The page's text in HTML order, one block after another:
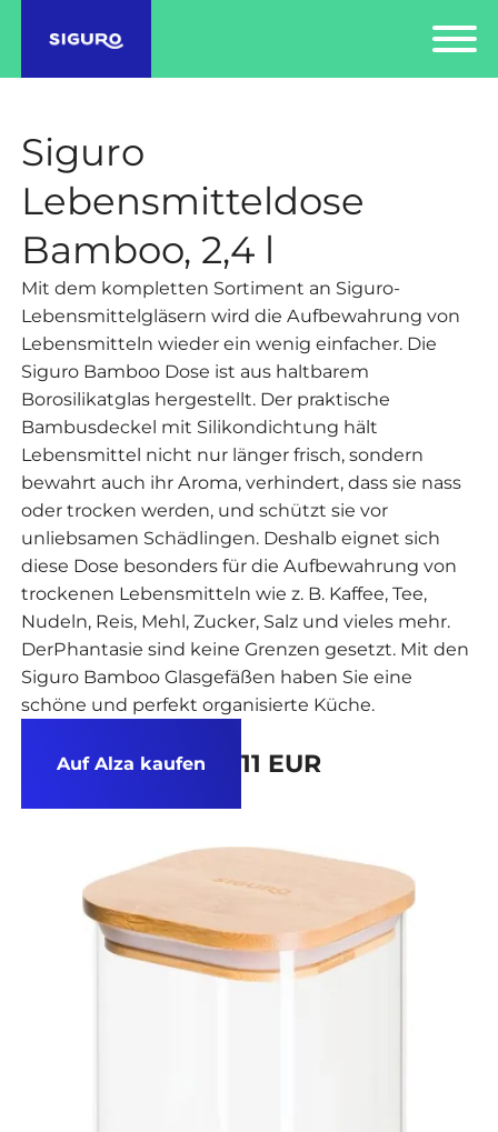
Siguro
Lebensmitteldose
Bamboo, 2,4 l
Mit dem kompletten Sortiment an Siguro-
Lebensmittelgläsern wird die Aufbewahrung von
Lebensmitteln wieder ein wenig einfacher. Die
Siguro Bamboo Dose ist aus haltbarem
Borosilikatglas hergestellt. Der praktische
Bambusdeckel mit Silikondichtung hält
Lebensmittel nicht nur länger frisch, sondern
bewahrt auch ihr Aroma, verhindert, dass sie nass
oder trocken werden, und schützt sie vor
unliebsamen Schädlingen. Deshalb eignet sich
diese Dose besonders für die Aufbewahrung von
trockenen Lebensmitteln wie z. B. Kaffee, Tee,
Nudeln, Reis, Mehl, Zucker, Salz und vieles mehr.
DerPhantasie sind keine Grenzen gesetzt. Mit den
Siguro Bamboo Glasgefäßen haben Sie eine
schöne und perfekt organisierte Küche.
Auf Alza kaufen 11 EUR